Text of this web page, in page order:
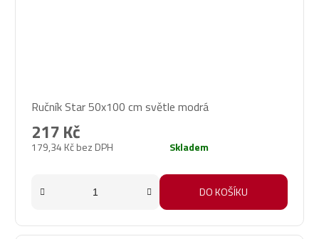
Ručník Star 50x100 cm světle modrá
179,34 Kč bez DPH
217 Kč
Skladem
DO KOŠÍKU